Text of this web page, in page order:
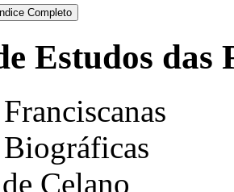
Estudos das
Celano